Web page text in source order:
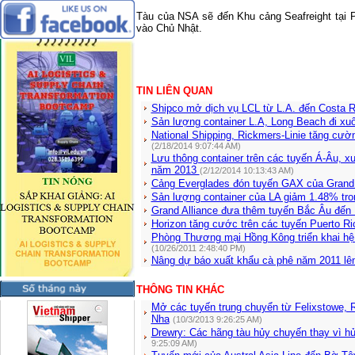
Tàu của NSA sẽ đến Khu cảngSeafreight tại
vào Chủ Nhật.
TIN LIÊN QUAN
Shipco mở dịch vụ LCL từ L.A. đến Costa
Sản lượng container L.A, Long Beach đi
National Shipping, Rickmers-Linie tăng
(2/18/2014 9:07:44 AM)
Lưu thông container trên các tuyến Á-Âu,
năm 2013 (2/12/2014 10:13:43 AM)
Cảng Everglades đón tuyến GAX của
Sản lượng container của LA giảm 1.48%
Grand Alliance đưa thêm tuyến Bắc Âu
Horizon tăng cước trên các tuyến Puerto
Phòng Thương mại Hồng Kông triển khai
(10/26/2011 2:48:40 PM)
Nâng dự báo xuất khẩu cà phê năm 2011
THÔNG TIN KHÁC
Mở các tuyến trung chuyển từ Felixstowe,
Nha (10/3/2013 9:26:25 AM)
Drewry: Các hãng tàu hủy chuyến thay vì
9:25:09 AM)